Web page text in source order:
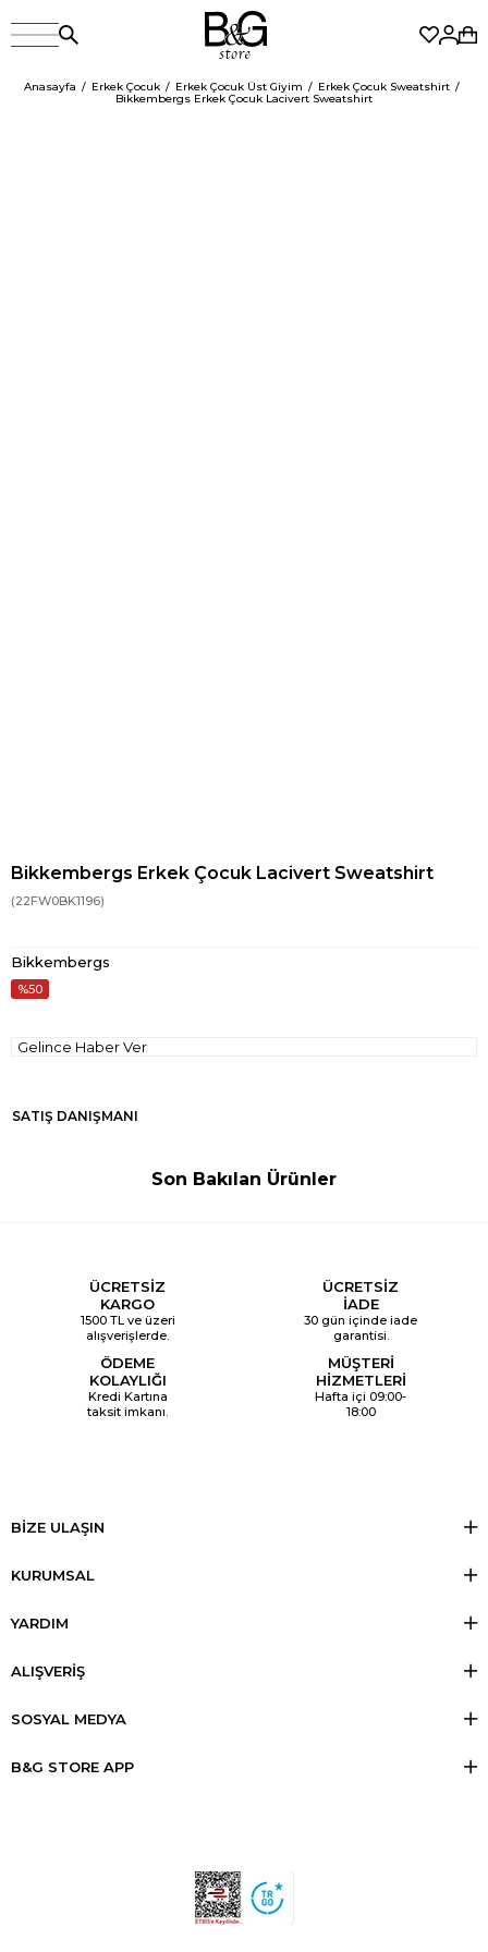
Anasayfa Erkek Çocuk Erkek Çocuk Üst Giyim
Erkek Çocuk Sweatshirt
Bikkembergs Erkek Çocuk Lacivert Sweatshirt
Bikkembergs Erkek Çocuk Lacivert Sweatshirt
(22FW0BK1196)
Bikkembergs
50
Gelince Haber Ver
SATIŞ DANIŞMANI
Son Bakılan Ürünler
ÜCRETSİZ
KARGO
1500 TL ve üzeri
alışverişlerde.
ÜCRETSİZ
İADE
30 gün içinde iade
garantisi.
ÖDEME
KOLAYLIĞI
Kredi Kartına
taksit imkanı.
MÜŞTERİ
HİZMETLERİ
Hafta içi 09:00-
18:00
BİZE ULAŞIN
KURUMSAL
YARDIM
ALIŞVERİŞ
SOSYAL MEDYA
B&G STORE APP